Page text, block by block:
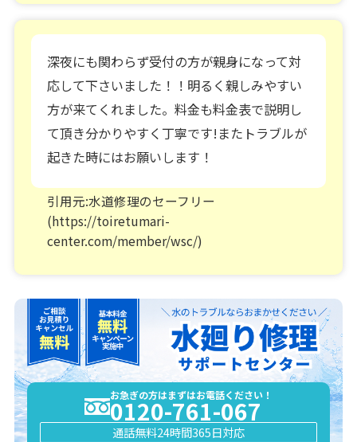
深夜にも関わらず受付の方が親身になって対
応して下さいました！！明るく親しみやすい
方が来てくれました。料金も料金表で説明し
て頂き分かりやすく丁寧です!またトラブルが
起きた時にはお願いします！
引用元:水道修理のセーフリー
(https://toiretumari-
center.com/member/wsc/)
お急ぎの方はまずはお電話ください！
0120-761-067
通話無料24時間365日対応